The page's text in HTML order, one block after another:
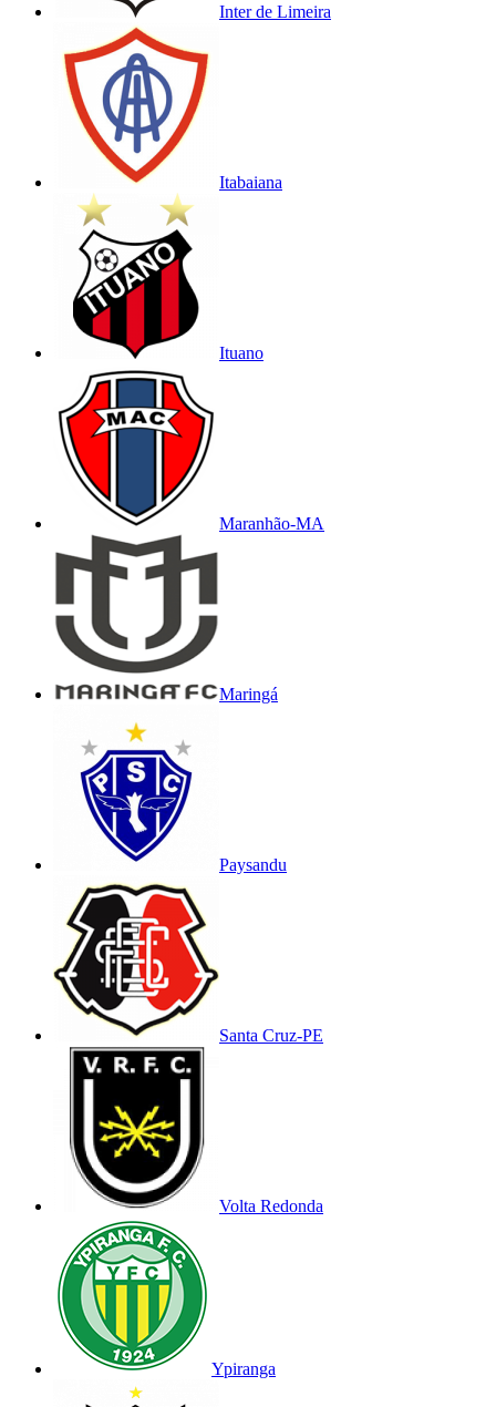
Inter de Limeira
Itabaiana
Ituano
Maranhão-MA
Maringá
Paysandu
Santa Cruz-PE
Volta Redonda
Ypiranga